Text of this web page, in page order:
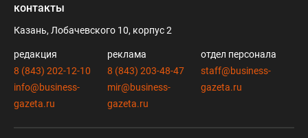
контакты
Казань, Лобачевского 10, корпус 2
редакция
8 (843) 202-12-10
info@business-
gazeta.ru
реклама
8 (843) 203-48-47
mir@business-
gazeta.ru
отдел персонала
staff@business-
gazeta.ru